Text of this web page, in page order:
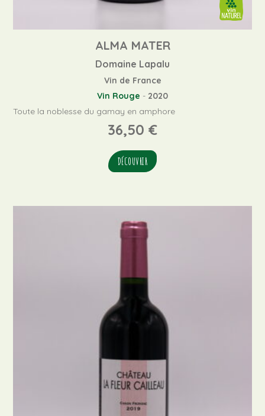
ALMA MATER
Domaine Lapalu
Vin de France
Vin Rouge - 2020
Toute la noblesse du gamay en amphore
36,50 €
DÉCOUVRIR